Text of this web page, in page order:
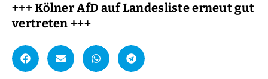
+++ Kölner AfD auf Landesliste erneut gut
vertreten +++